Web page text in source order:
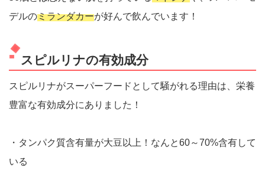
デルのミランダカーが好んで飲んでいます！
スピルリナの有効成分
スピルリナがスーパーフードとして騒がれる理由は、栄養
豊富な有効成分にありました！
・タンパク質含有量が大豆以上！なんと60～70%含有して
いる